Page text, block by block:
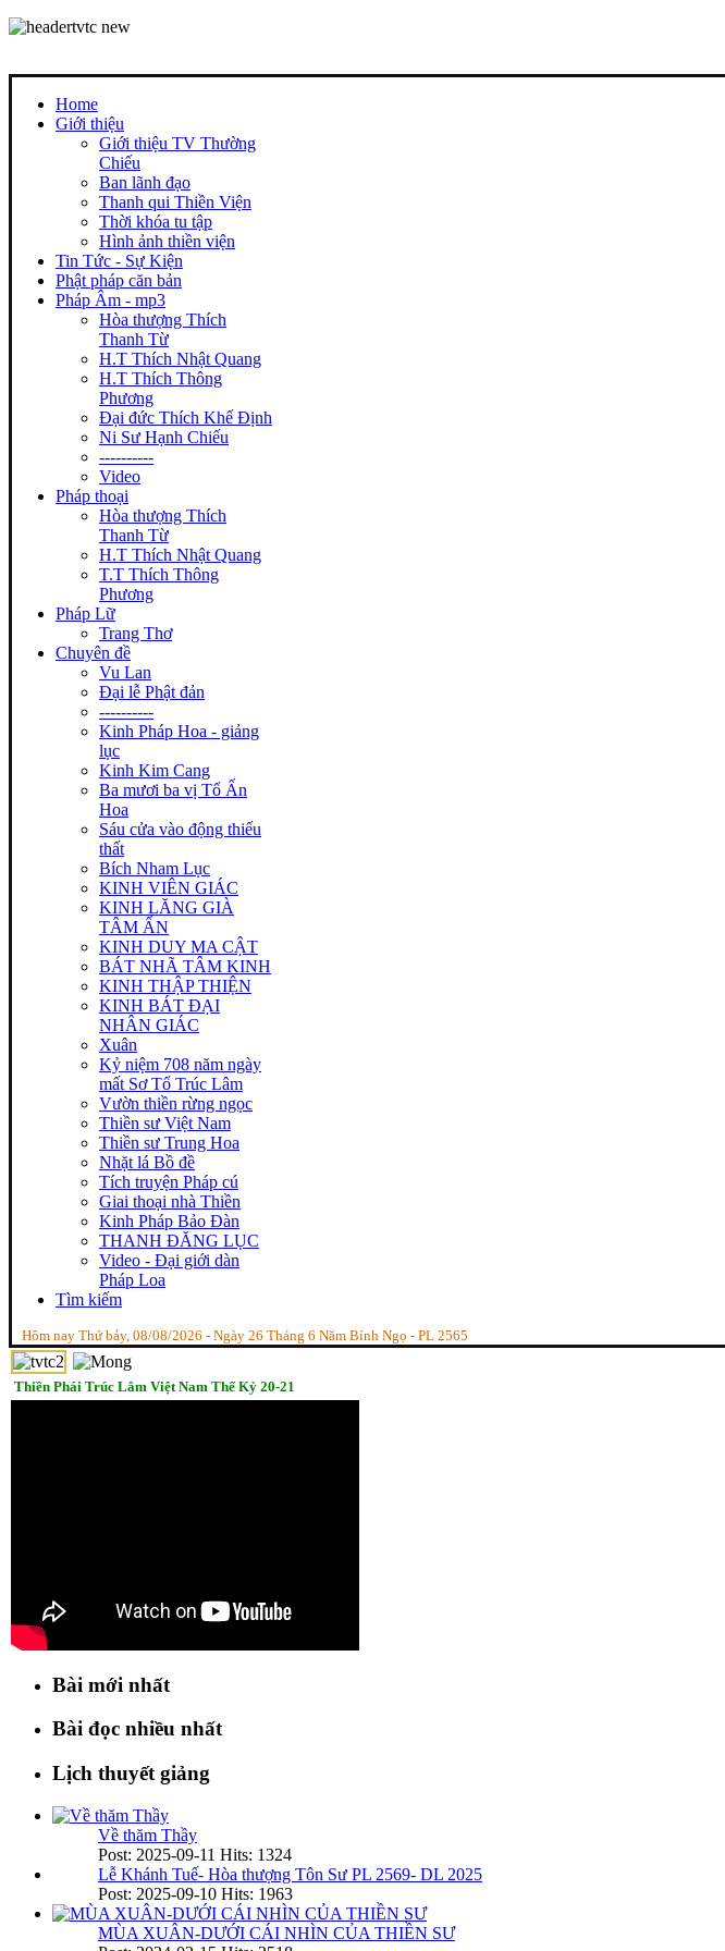
Home
Giới thiệu
Giới thiệu TV Thường
Chiếu
Ban lãnh đạo
Thanh qui Thiền Viện
Thời khóa tu tập
Hình ảnh thiền viện
Tin Tức - Sự Kiện
Phật pháp căn bản
Pháp Âm - mp3
Hòa thượng Thích
Thanh Từ
H.T Thích Nhật Quang
H.T Thích Thông
Phương
Đại đức Thích Khế Định
Ni Sư Hạnh Chiếu
----------
Video
Pháp thoại
Hòa thượng Thích
Thanh Từ
H.T Thích Nhật Quang
T.T Thích Thông
Phương
Pháp Lữ
Trang Thơ
Chuyên đề
Vu Lan
Đại lễ Phật đản
----------
Kinh Pháp Hoa - giảng
lục
Kinh Kim Cang
Ba mươi ba vị Tổ Ấn
Hoa
Sáu cửa vào động thiếu
thất
Bích Nham Lục
KINH VIÊN GIÁC
KINH LĂNG GIÀ
TÂM ẤN
KINH DUY MA CẬT
BÁT NHÃ TÂM KINH
KINH THẬP THIỆN
KINH BÁT ĐẠI
NHÂN GIÁC
Xuân
Kỷ niệm 708 năm ngày
mất Sơ Tổ Trúc Lâm
Vườn thiền rừng ngọc
Thiền sư Việt Nam
Thiền sư Trung Hoa
Nhặt lá Bồ đề
Tích truyện Pháp cú
Giai thoại nhà Thiền
Kinh Pháp Bảo Đàn
THANH ĐĂNG LỤC
Video - Đại giới dàn
Pháp Loa
Tìm kiếm
Hôm nay Thứ bảy, 08/08/2026 - Ngày 26 Tháng 6 Năm Bính Ngọ - PL 2565
Thiền Phái Trúc Lâm Việt Nam Thế Kỷ 20-21
Bài mới nhất
Bài đọc nhiều nhất
Lịch thuyết giảng
Về thăm Thầy
Post: 2025-09-11 Hits: 1324
Lễ Khánh Tuế- Hòa thượng Tôn Sư PL 2569- DL 2025
Post: 2025-09-10 Hits: 1963
MÙA XUÂN-DƯỚI CÁI NHÌN CỦA THIỀN SƯ